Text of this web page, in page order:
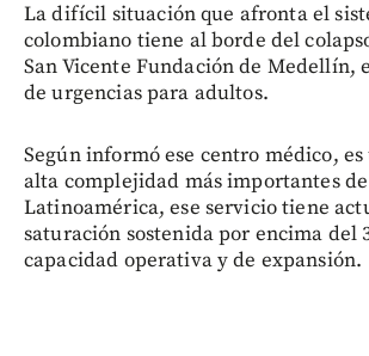
La difícil situación que afronta el
colombiano tiene al borde del
San Vicente Fundación de Medellín,
de urgencias para adultos.
Según informó ese centro médico, es
alta complejidad más importantes
Latinoamérica, ese servicio tiene
saturación sostenida por encima del
capacidad operativa y de expansión.